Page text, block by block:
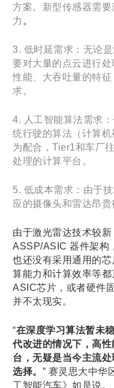
方案。新型传感器需
力 。
3. 低时延需求：无论
要对大量的点云进行
性能、大吞吐量的特
求。
4. 人工智能算法需求
统行驶的算法（计算
为配合，Tier1和车厂
处理的计算平台。
5. 低成本需求：由于
应的摄像头和雷达昂贵
由于激光雷达技术较
ASSP/ASIC 器件架构
也还没有采用通用的
算能力和计算效率等
ASIC芯片，或者硬件
并不太现实。
“在深度学习算法暂未
代改进的情况下，高
台，无疑是当今主流
选择。 ” 赛灵思大中华
工智能汽车》如是说。